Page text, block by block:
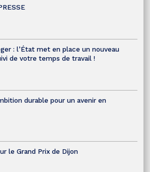
: l’État met en place un nouveau
de votre temps de travail !
durable pour un avenir en
le Grand Prix de Dijon